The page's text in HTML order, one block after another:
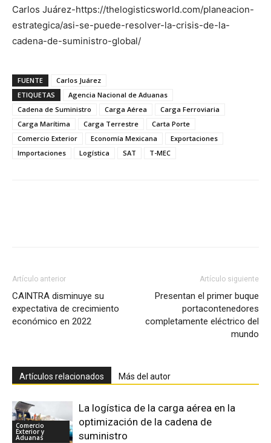
Carlos Juárez-https://thelogisticsworld.com/planeacion-
estrategica/asi-se-puede-resolver-la-crisis-de-la-
cadena-de-suministro-global/
FUENTE
Carlos Juárez
ETIQUETAS
Agencia Nacional de Aduanas
Cadena de Suministro
Carga Aérea
Carga Ferroviaria
Carga Marítima
Carga Terrestre
Carta Porte
Comercio Exterior
Economía Mexicana
Exportaciones
Importaciones
Logística SAT T-MEC
Artículo anterior
CAINTRA disminuye su
expectativa de crecimiento
económico en 2022
Artículo siguiente
Presentan el primer buque
portacontenedores
completamente eléctrico del
mundo
Artículos relacionados Más del autor
Comercio
Exterior y
Aduanas
La logística de la carga aérea en la
optimización de la cadena de
suministro